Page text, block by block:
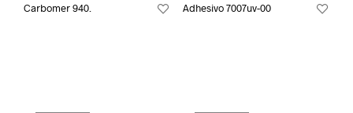
Carbomer 940. Adhesivo 7007uv-00